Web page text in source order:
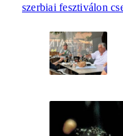
szerbiai fesztiválon